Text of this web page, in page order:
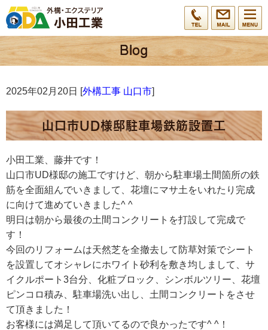
2025年02月20日 [外構工事 山口市]
山口市UD様邸駐車場鉄筋設置工
小田工業、藤井です！
山口市UD様邸の施工ですけど、朝から駐車場土間箇所の鉄
筋を全面組んでいきまして、花壇にマサ土をいれたり完成
に向けて進めていきました^ ^
明日は朝から最後の土間コンクリートを打設して完成で
す！
今回のリフォームは天然芝を全撤去して防草対策でシート
を設置してオシャレにホワイト砂利を敷き均しまして、サ
イクルポート3台分、化粧ブロック、シンボルツリー、花壇
ピンコロ積み、駐車場洗い出し、土間コンクリートをさせ
て頂きました！
お客様には満足して頂いてるので良かったです^ ^！